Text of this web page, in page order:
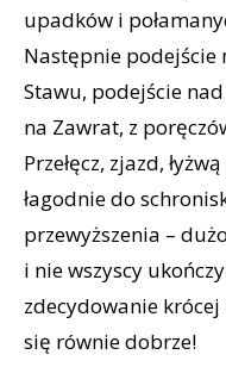
upadków i
Następnie podejście
Stawu, podejście
na Zawrat, z
Przełęcz, zjazd,
łagodnie do
przewyższenia –
i nie wszyscy
zdecydowanie
się równie dobrze!